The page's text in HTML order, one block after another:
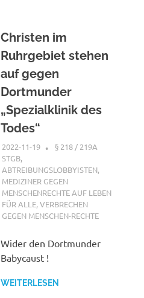
Christen im
Ruhrgebiet stehen
auf gegen
Dortmunder
„Spezialklinik des
Todes“
2022-11-19 XX
§ 218 / 219A
STGB,
ABTREIBUNGSLOBBYISTEN,
MEDIZINER GEGEN
MENSCHENRECHTE AUF LEBEN
FÜR ALLE,VERBRECHEN
GEGEN MENSCHEN-RECHTE
Wider den Dortmunder
Babycaust !
WEITERLESEN